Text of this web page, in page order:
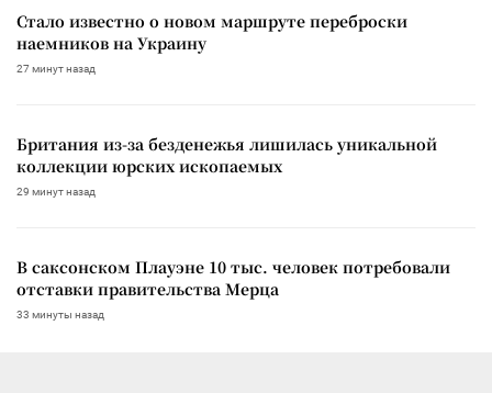
Стало известно о новом маршруте переброски
наемников на Украину
27 минут назад
Британия из-за безденежья лишилась уникальной
коллекции юрских ископаемых
29 минут назад
В саксонском Плауэне 10 тыс. человек потребовали
отставки правительства Мерца
33 минуты назад